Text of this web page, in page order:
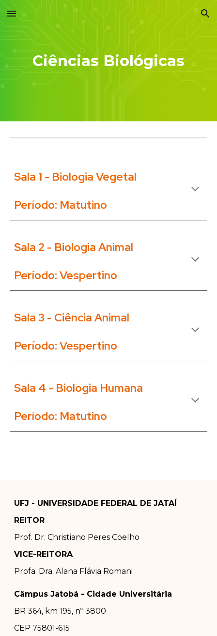
Skip to main content Skip to navigation
Ciências Biológicas
Sala 1 - Biologia Vegetal
Período: Matutino
Sala 2 - Biologia Animal
Período: Vespertino
Sala3 - Ciência Animal
Período:Vespertino
Sala 4 - Biologia Humana
Período: Matutino
UFJ - UNIVERSIDADE FEDERAL DE JATAÍ
REITOR
Prof. Dr. Christiano Peres Coelho
VICE-REITORA
Profa. Dra. Alana Flávia Romani
Câmpus Jatobá - Cidade Universitária
BR 364, km 195, nº 3800
CEP 75801-615